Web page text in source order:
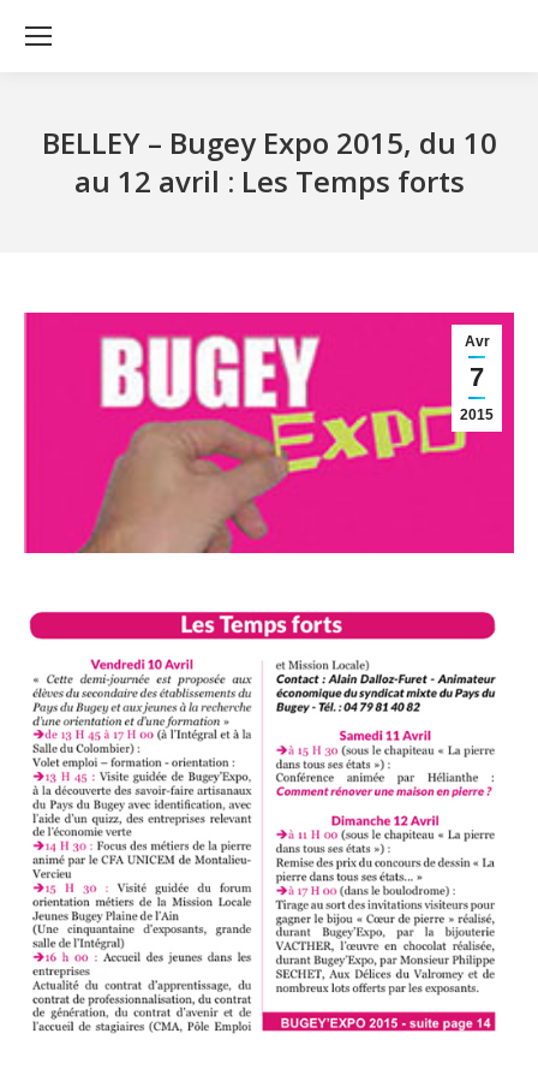
BELLEY – Bugey Expo 2015, du 10
au 12 avril : Les Temps forts
Avr
7
2015